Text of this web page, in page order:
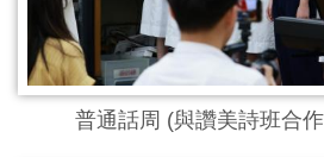
普通話周 (與讚美詩班合